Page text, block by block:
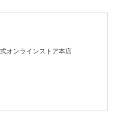
オンラインストア本店